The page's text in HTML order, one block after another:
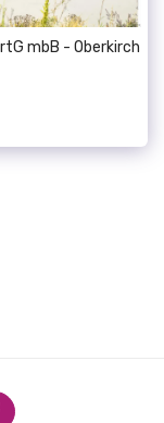
mbB - Oberkirch